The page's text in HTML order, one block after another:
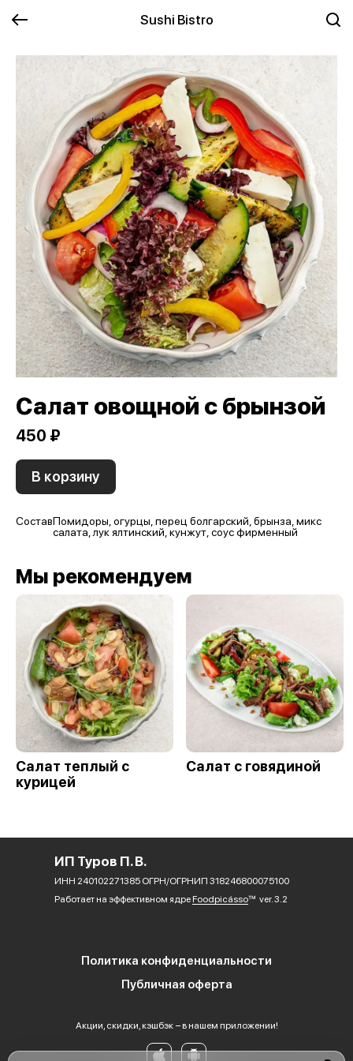
Sushi Bistro
Салат овощной с брынзой
450 ₽
В корзину
СоставПомидоры, огурцы, перец болгарский, брынза, микс
салата, лук ялтинский, кунжут, соус фирменный
Мы рекомендуем
Салат теплый с
курицей
Салат с говядиной
ИП Туров П. В.
ИНН 240102271385 ОГРН/ОГРНИП 318246800075100
Работает на эффективном ядре Foodpicássover. 3.2
Политика конфиденциальности
Публичная оферта
Акции, скидки, кэшбэк − в нашем приложении!